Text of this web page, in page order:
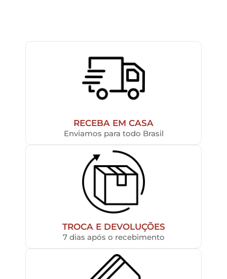
RECEBA EM CASA
Enviamos para todo Brasil
TROCA E DEVOLUÇÕES
7 dias após o recebimento